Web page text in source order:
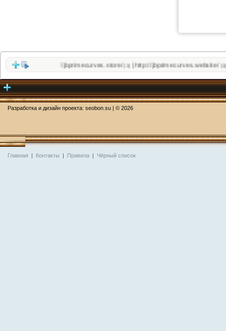
http://jbprimecurves.store/(1)| http://jbprimecurves.website/(1)|
Разработка и дизайн проекта: seobon.su | © 2026
Главная | Контакты | Правила | Чёрный список